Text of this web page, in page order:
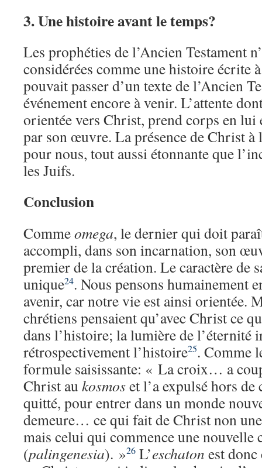
3.Une histoire avant le temps?
Les prophéties de l’Ancien Testament
considérées comme une histoire écrite
pouvait passer d’un texte de l’Ancien
événement encore à venir. L’attente
orientée vers Christ, prend corps en lui
par son œuvre. La présence de Christ à
pour nous, tout aussi étonnante que
les Juifs.
Conclusion
Commeomega, le dernier qui doit
accompli, dans son incarnation, son
premier de la création. Le caractère de
unique24. Nous pensons humainement
avenir, car notre vie est ainsi orientée.
chrétiens pensaient qu’avec Christ ce
dans l’histoire; la lumière de l’éternité
rétrospectivement l’histoire25. Comme
formule saisissante: « La croix… a
Christ au kosmoset l’a expulsé hors de
quitté, pour entrer dans un monde
demeure… ce qui fait de Christ non
mais celui qui commence une nouvelle
(palingenesia). »26 L’eschaton est donc